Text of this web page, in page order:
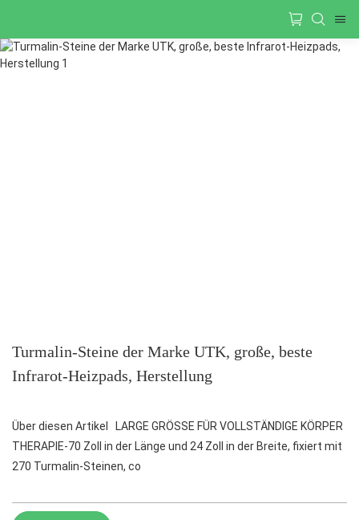
Turmalin-Steine der Marke UTK, große, beste
Infrarot-Heizpads, Herstellung
Über diesen Artikel LARGE GRÖSSE FÜR VOLLSTÄNDIGE KÖRPER
THERAPIE-70 Zoll in der Länge und 24 Zoll in der Breite, fixiert mit
270 Turmalin-Steinen, co